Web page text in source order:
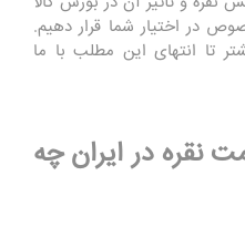
در اختیار شما قرار دهیم.
تا انتهای این مطلب با ما
نقره در ایران چه